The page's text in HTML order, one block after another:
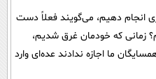
انجام دهیم، می‌گویند فعلاً دست
زمانی که خودمان غرق شدیم،
ما اجازه ندادند عده‌ای وارد